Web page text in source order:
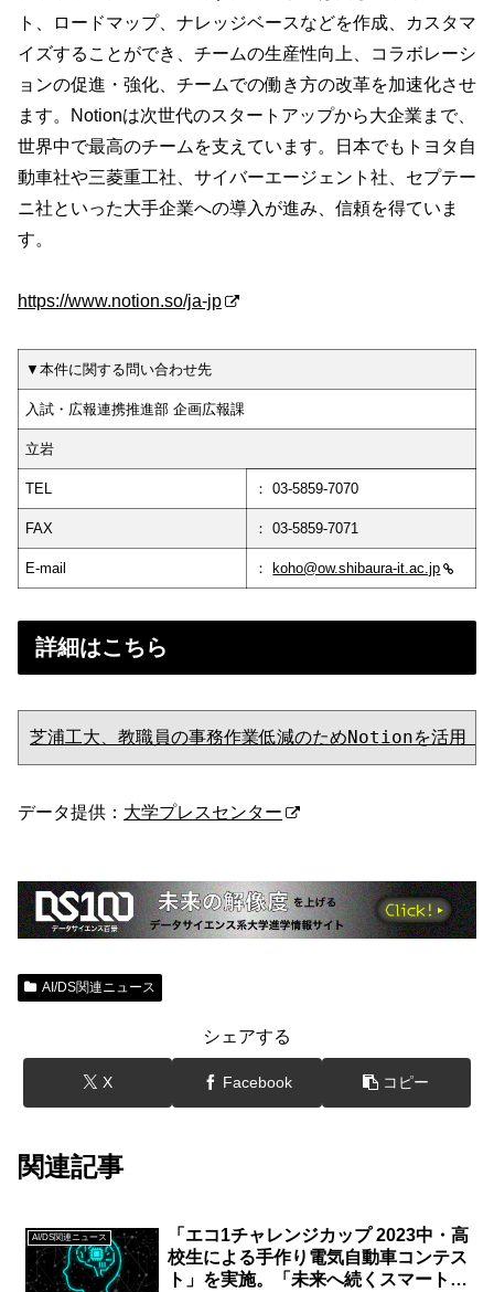
ト、ロードマップ、ナレッジベースなどを作成、カスタマ
イズすることができ、チームの生産性向上、コラボレーシ
ョンの促進・強化、チームでの働き方の改革を加速化させ
ます。Notionは次世代のスタートアップから大企業まで、
世界中で最高のチームを支えています。日本でもトヨタ自
動車社や三菱重工社、サイバーエージェント社、セプテー
ニ社といった大手企業への導入が進み、信頼を得ていま
す。
https://www.notion.so/ja-jp
▼本件に関する問い合わせ先
入試・広報連携推進部 企画広報課
立岩
TEL ： 03-5859-7070
FAX ： 03-5859-7071
E-mail ： koho@ow.shibaura-it.ac.jp
詳細はこちら
芝浦工大、教職員の事務作業低減のためNotionを活用
データ提供： 大学プレスセンター
AI/DS関連ニュース
シェアする
X Facebook コピー
関連記事
AI/DS関連ニュース
「エコ1チャレンジカップ 2023中・高
校生による手作り電気自動車コンテス
ト」を実施。「未来へ続くスマートド